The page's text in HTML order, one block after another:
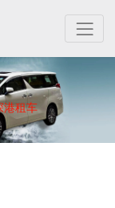
港租车